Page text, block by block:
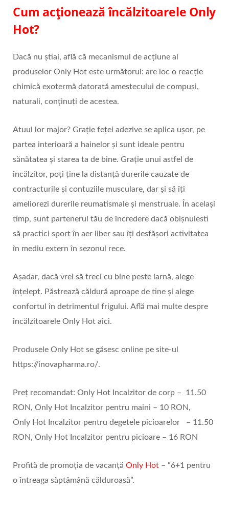
Cum acționează încălzitoarele Only
Hot?
Dacă nu știai, află că mecanismul de acțiune al
produselor Only Hot este următorul: are loc o reacție
chimică exotermă datorată amestecului de compuși,
naturali, conținuți de acestea.
Atuul lor major? Grație feței adezive se aplica ușor, pe
partea interioară a hainelor și sunt ideale pentru
sănătatea și starea ta de bine. Grație unui astfel de
încălzitor, poți ține la distanță durerile cauzate de
contracturile și contuziile musculare, dar și să îți
ameliorezi durerile reumatismale și menstruale. În același
timp, sunt partenerul tău de încredere dacă obișnuiesti
să practici sport în aer liber sau îți desfășori activitatea
în mediu extern în sezonul rece.
Așadar, dacă vrei să treci cu bine peste iarnă, alege
înțelept. Păstrează căldură aproape de tine și alege
confortul în detrimentul frigului. Află mai multe despre
încălzitoarele Only Hot aici.
Produsele Only Hot se găsesc online pe site-ul
https://inovapharma.ro/.
Preț recomandat: Only Hot Incalzitor de corp – 11.50
RON, Only Hot Incalzitor pentru maini – 10 RON,
Only Hot Incalzitor pentru degetele picioarelor – 11.50
RON, Only Hot Incalzitor pentru picioare – 16 RON
Profită de promoția de vacanță Only Hot – “6+1 pentru
o întreaga săptâmână călduroasă”.